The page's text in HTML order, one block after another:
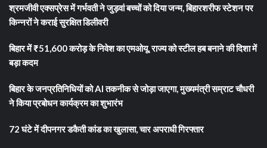
श्रमजीवी एक्सप्रेस में गर्भवती ने जुड़वां बच्चों को दिया जन्म, बिहारशरीफ स्टेशन पर
किन्नरों ने कराई सुरक्षित डिलीवरी
बिहार में ₹51,600 करोड़ के निवेश का एमओयू, राज्य को स्टील हब बनाने की दिशा में
बड़ा कदम
बिहार के जनप्रतिनिधियों को AI तकनीक से जोड़ा जाएगा, मुख्यमंत्री सम्राट चौधरी
ने किया प्रबोधन कार्यक्रम का शुभारंभ
72 घंटे में दीपनगर डकैती कांड का खुलासा, चार अपराधी गिरफ्तार